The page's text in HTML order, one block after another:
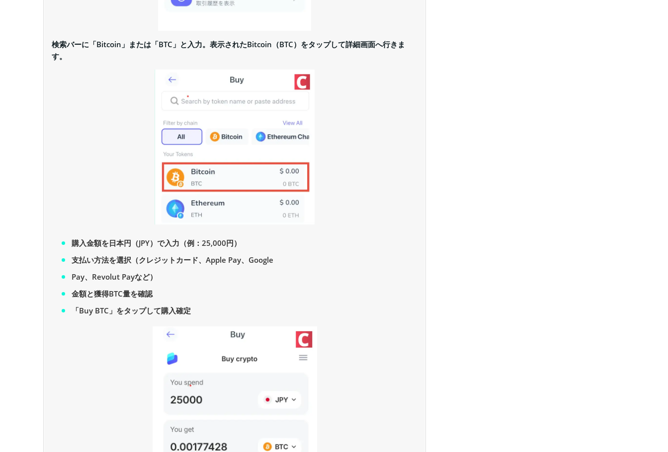
検索バーに「Bitcoin」または「BTC」と入力。表示されたBitcoin（BTC）をタップして詳細画面へ行きま
す。
購入金額を日本円（JPY）で入力（例：25,000円）
支払い方法を選択（クレジットカード、Apple Pay、Google
Pay、Revolut Payなど）
金額と獲得BTC量を確認
「Buy BTC」をタップして購入確定